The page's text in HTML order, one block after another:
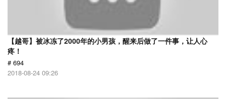
【越哥】被冰冻了2000年的小男孩，醒来后做了一件事，让人心
疼！
# 694
2018-08-24 09:26